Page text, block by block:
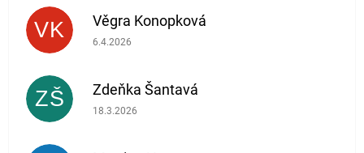
VK Věgra Konopková
Hodnocení obchodu je 5 z 5 hvězdiček.
6.4.2026
ZŠ Zdeňka Šantavá
Hodnocení obchodu je 5 z 5 hvězdiček.
18.3.2026